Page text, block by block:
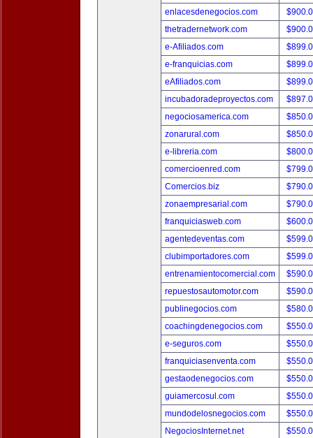
enlacesdenegocios.com
thetradernetwork.com
e-Afiliados.com
e-franquicias.com
eAfiliados.com
incubadoradeproyectos.com
negociosamerica.com
zonarural.com
e-libreria.com
comercioenred.com
Comercios.biz
zonaempresarial.com
franquiciasweb.com
agentedeventas.com
clubimportadores.com
entrenamientocomercial.com
repuestosautomotor.com
publinegocios.com
coachingdenegocios.com
e-seguros.com
franquiciasenventa.com
gestaodenegocios.com
guiamercosul.com
mundodelosnegocios.com
NegociosInternet.net